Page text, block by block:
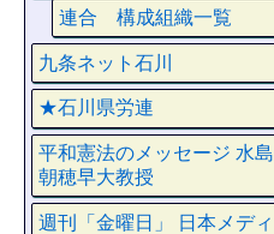
連合 構成組織一覧
九条ネット石川
★石川県労連
平和憲法のメッセージ 水島
朝穂早大教授
週刊「金曜日」 日本メディ